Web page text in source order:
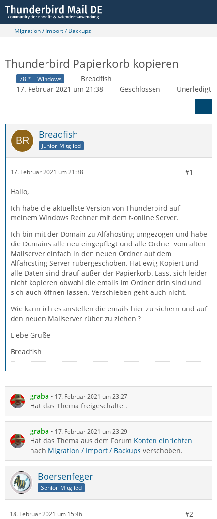
Migration / Import / Backups
Thunderbird Papierkorb kopieren
78.* Windows
Breadfish
17. Februar 2021 um 21:38
Geschlossen Unerledigt
Breadfish
Junior-Mitglied
17. Februar 2021 um 21:38 #1
Hallo,
Ich habe die aktuellste Version von Thunderbird auf
meinem Windows Rechner mit dem t-online Server.
Ich bin mit der Domain zu Alfahosting umgezogen und habe
die Domains alle neu eingepflegt und alle Ordner vom alten
Mailserver einfach in den neuen Ordner auf dem
Alfahosting Server rübergeschoben. Hat ewig Kopiert und
alle Daten sind drauf außer der Papierkorb. Lässt sich leider
nicht kopieren obwohl die emails im Ordner drin sind und
sich auch öffnen lassen. Verschieben geht auch nicht.
Wie kann ich es anstellen die emails hier zu sichern und auf
den neuen Mailserver rüber zu ziehen ?
Liebe Grüße
Breadfish
graba 17. Februar 2021 um 23:27
Hat das Thema freigeschaltet.
graba 17. Februar 2021 um 23:29
Hat das Thema aus dem Forum Konten einrichten
nach Migration / Import / Backups verschoben.
Boersenfeger
Senior-Mitglied
18. Februar 2021 um 15:46 #2